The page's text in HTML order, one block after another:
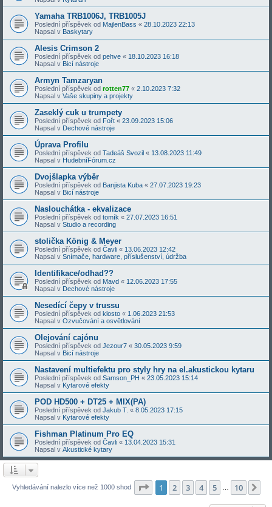
Yamaha TRB1006J, TRB1005J
Poslední příspěvek od MajlenBass « 28.10.2023 22:13
Napsal v Baskytary
Alesis Crimson 2
Poslední příspěvek od pehve « 18.10.2023 16:18
Napsal v Bicí nástroje
Armyn Tamzaryan
Poslední příspěvek od rotten77 « 2.10.2023 7:32
Napsal v Vaše skupiny a projekty
Zaseklý cuk u trumpety
Poslední příspěvek od Fořt « 23.09.2023 15:06
Napsal v Dechové nástroje
Úprava Profilu
Poslední příspěvek od Tadeáš Svozil « 13.08.2023 11:49
Napsal v HudebníFórum.cz
Dvojšlapka výběr
Poslední příspěvek od Banjista Kuba « 27.07.2023 19:23
Napsal v Bicí nástroje
Naslouchátka - ekvalizace
Poslední příspěvek od tomík « 27.07.2023 16:51
Napsal v Studio a recording
stolička König & Meyer
Poslední příspěvek od Čavli « 13.06.2023 12:42
Napsal v Snímače, hardware, příslušenství, údržba
Identifikace/odhad??
Poslední příspěvek od Mavd « 12.06.2023 17:55
Napsal v Dechové nástroje
Nesedící čepy v trussu
Poslední příspěvek od klosto « 1.06.2023 21:53
Napsal v Ozvučování a osvětlování
Olejování cajónu
Poslední příspěvek od Jezour7 « 30.05.2023 9:59
Napsal v Bicí nástroje
Nastavení multiefektu pro styly hry na el.akustickou kytaru
Poslední příspěvek od Samson_PH « 23.05.2023 15:14
Napsal v Kytarové efekty
POD HD500 + DT25 + MIX(PA)
Poslední příspěvek od Jakub T. « 8.05.2023 17:15
Napsal v Kytarové efekty
Fishman Platinum Pro EQ
Poslední příspěvek od Čavli « 13.04.2023 15:31
Napsal v Akustické kytary
Vyhledávání nalezlo více než 1000 shod Stránka z 10
1 2 3 4 5 10